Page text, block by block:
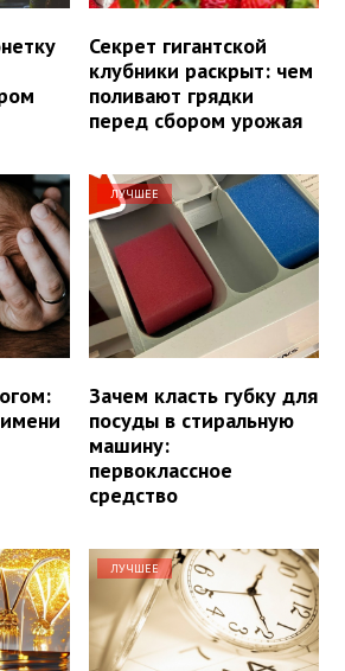
Секрет гигантской
клубники раскрыт: чем
поливают грядки
перед сбором урожая
ЛУЧШЕЕ
Зачем класть губку для
посуды в стиральную
машину:
первоклассное
средство
ЛУЧШЕЕ